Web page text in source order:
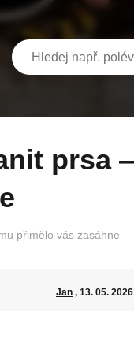
přimělo vás zasáhne
Jan, 13. 05. 2026